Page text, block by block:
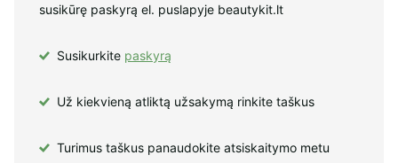
susikūrę paskyrą el. puslapyje beautykit.lt
Susikurkite paskyrą
Už kiekvieną atliktą užsakymą rinkite taškus
Turimus taškus panaudokite atsiskaitymo metu